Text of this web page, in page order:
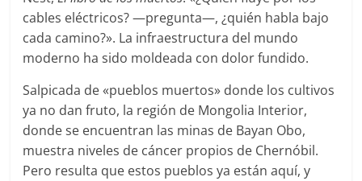
cables eléctricos? ―pregunta―, ¿quién habla bajo
cada camino?». La infraestructura del mundo
moderno ha sido moldeada con dolor fundido.
Salpicada de «pueblos muertos» donde los cultivos
ya no dan fruto, la región de Mongolia Interior,
donde se encuentran las minas de Bayan Obo,
muestra niveles de cáncer propios de Chernóbil.
Pero resulta que estos pueblos ya están aquí, y